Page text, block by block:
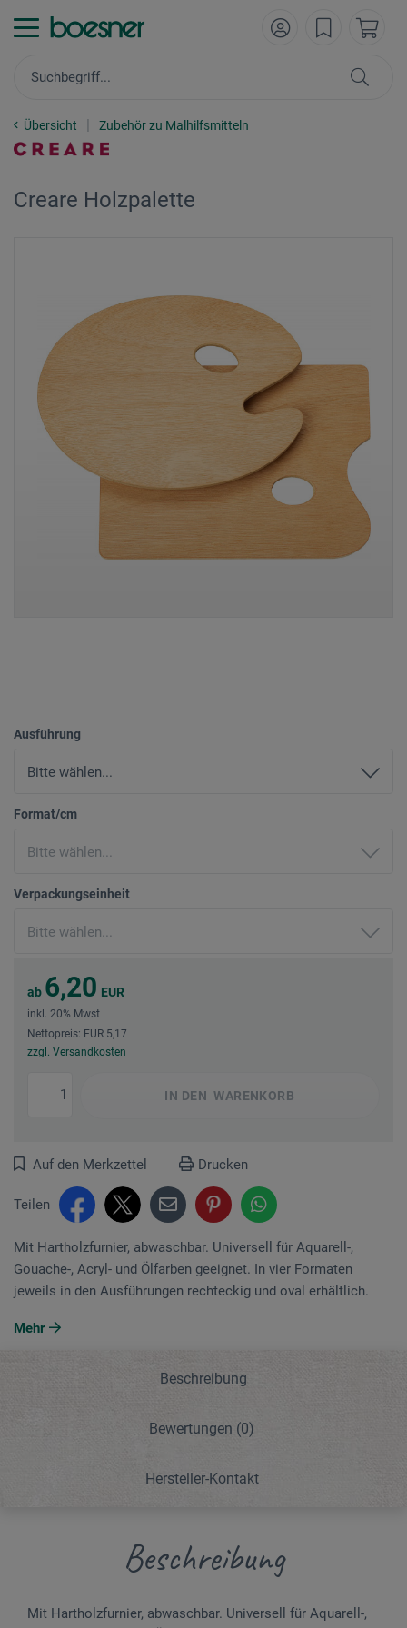
Übersicht Zubehör zu Malhilfsmitteln
Creare Holzpalette
Ausführung
Format/cm
Verpackungseinheit
ab 6,20 EUR
inkl. 20% Mwst
Nettopreis: EUR 5,17
zzgl. Versandkosten
IN DEN WARENKORB
Auf den Merkzettel Drucken
Teilen
Mit Hartholzfurnier, abwaschbar. Universell für Aquarell-,
Gouache-, Acryl- und Ölfarben geeignet. In vier Formaten
jeweils in den Ausführungen rechteckig und oval erhältlich.
Mehr
Beschreibung
Bewertungen (0)
Hersteller-Kontakt
Beschreibung
Mit Hartholzfurnier, abwaschbar. Universell für Aquarell-,